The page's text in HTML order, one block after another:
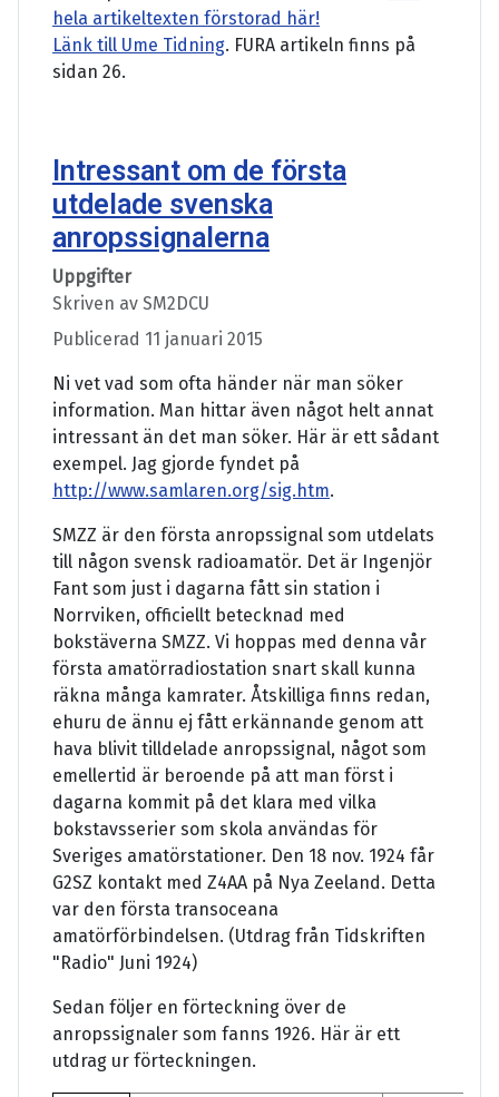
hela artikeltexten förstorad här!
Länk till Ume Tidning. FURA artikeln finns på
sidan 26.
Intressant om de första
utdelade svenska
anropssignalerna
Uppgifter
Skriven av SM2DCU
Publicerad 11 januari 2015
Ni vet vad som ofta händer när man söker
information. Man hittar även något helt annat
intressant än det man söker. Här är ett sådant
exempel. Jag gjorde fyndet på
http://www.samlaren.org/sig.htm.
SMZZ är den första anropssignal som utdelats
till någon svensk radioamatör. Det är Ingenjör
Fant som just i dagarna fått sin station i
Norrviken, officiellt betecknad med
bokstäverna SMZZ. Vi hoppas med denna vår
första amatörradiostation snart skall kunna
räkna många kamrater. Åtskilliga finns redan,
ehuru de ännu ej fått erkännande genom att
hava blivit tilldelade anropssignal, något som
emellertid är beroende på att man först i
dagarna kommit på det klara med vilka
bokstavsserier som skola användas för
Sveriges amatörstationer. Den 18 nov. 1924 får
G2SZ kontakt med Z4AA på Nya Zeeland. Detta
var den första transoceana
amatörförbindelsen. (Utdrag från Tidskriften
"Radio" Juni 1924)
Sedan följer en förteckning över de
anropssignaler som fanns 1926. Här är ett
utdrag ur förteckningen.